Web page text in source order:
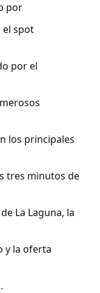
por
el spot
por el
los principales
tres minutos de
La Laguna, la
y la oferta